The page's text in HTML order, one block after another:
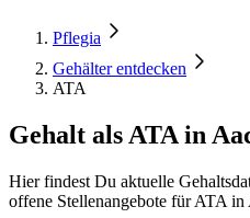
Pflegia
Gehälter entdecken
ATA
Gehalt als ATA in
Hier findest Du aktuelle
offene Stellenangebote für ATA in